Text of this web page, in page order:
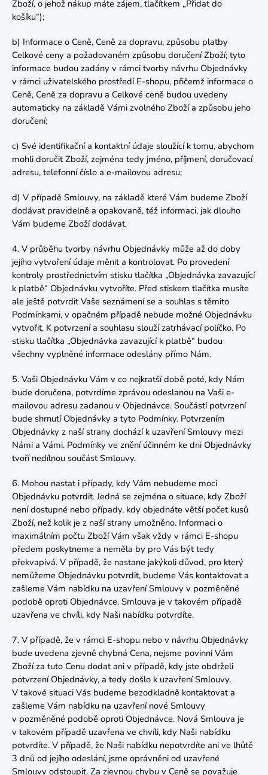
Zboží, o jehož nákup máte zájem, tlačítkem „Přidat do
košíku“);
b) Informace o Ceně, Ceně za dopravu, způsobu platby
Celkové ceny a požadovaném způsobu doručení Zboží; tyto
informace budou zadány v rámci tvorby návrhu Objednávky
v rámci uživatelského prostředí E-shopu, přičemž informace o
Ceně, Ceně za dopravu a Celkové ceně budou uvedeny
automaticky na základě Vámi zvolného Zboží a způsobu jeho
doručení;
c) Své identifikační a kontaktní údaje sloužící k tomu, abychom
mohli doručit Zboží, zejména tedy jméno, příjmení, doručovací
adresu, telefonní číslo a e-mailovou adresu;
d) V případě Smlouvy, na základě které Vám budeme Zboží
dodávat pravidelně a opakovaně, též informaci, jak dlouho
Vám budeme Zboží dodávat.
4. V průběhu tvorby návrhu Objednávky může až do doby
jejího vytvoření údaje měnit a kontrolovat. Po provedení
kontroly prostřednictvím stisku tlačítka „Objednávka zavazující
k platbě“ Objednávku vytvoříte. Před stiskem tlačítka musíte
ale ještě potvrdit Vaše seznámení se a souhlas s těmito
Podmínkami, v opačném případě nebude možné Objednávku
vytvořit. K potvrzení a souhlasu slouží zatrhávací políčko. Po
stisku tlačítka „Objednávka zavazující k platbě“ budou
všechny vyplněné informace odeslány přímo Nám.
5. Vaši Objednávku Vám v co nejkratší době poté, kdy Nám
bude doručena, potvrdíme zprávou odeslanou na Vaši e-
mailovou adresu zadanou v Objednávce. Součástí potvrzení
bude shrnutí Objednávky a tyto Podmínky. Potvrzením
Objednávky z naší strany dochází k uzavření Smlouvy mezi
Námi a Vámi. Podmínky ve znění účinném ke dni Objednávky
tvoří nedílnou součást Smlouvy.
6. Mohou nastat i případy, kdy Vám nebudeme moci
Objednávku potvrdit. Jedná se zejména o situace, kdy Zboží
není dostupné nebo případy, kdy objednáte větší počet kusů
Zboží, než kolik je z naší strany umožněno. Informaci o
maximálním počtu Zboží Vám však vždy v rámci E-shopu
předem poskytneme a neměla by pro Vás být tedy
překvapivá. V případě, že nastane jakýkoli důvod, pro který
nemůžeme Objednávku potvrdit, budeme Vás kontaktovat a
zašleme Vám nabídku na uzavření Smlouvy v pozměněné
podobě oproti Objednávce. Smlouva je v takovém případě
uzavřena ve chvíli, kdy Naši nabídku potvrdíte.
7. V případě, že v rámci E-shopu nebo v návrhu Objednávky
bude uvedena zjevně chybná Cena, nejsme povinni Vám
Zboží za tuto Cenu dodat ani v případě, kdy jste obdrželi
potvrzení Objednávky, a tedy došlo k uzavření Smlouvy.
V takové situaci Vás budeme bezodkladně kontaktovat a
zašleme Vám nabídku na uzavření nové Smlouvy
v pozměněné podobě oproti Objednávce. Nová Smlouva je
v takovém případě uzavřena ve chvíli, kdy Naši nabídku
potvrdíte. V případě, že Naši nabídku nepotvrdíte ani ve lhůtě
3 dnů od jejího odeslání, jsme oprávněni od uzavřené
Smlouvy odstoupit. Za zjevnou chybu v Ceně se považuje